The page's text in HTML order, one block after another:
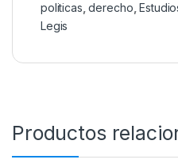
politicas ,derecho ,
Legis
Productos